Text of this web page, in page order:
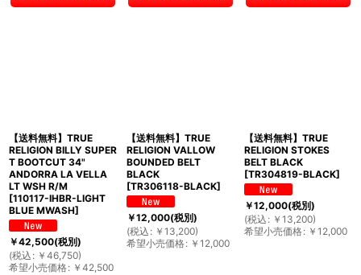
【送料無料】TRUE
RELIGION BILLY SUPER
T BOOTCUT 34"
ANDORRA LA VELLA
LT WSH R/M
[110117-IHBR-LIGHT
BLUE MWASH]
￥42,500(税別)
(税込 : ￥ 46,750)
希望小売価格: ￥ 42,500
【送料無料】TRUE
RELIGION VALLOW
BOUNDED BELT
BLACK
[TR306118-BLACK]
￥12,000(税別)
(税込 : ￥ 13,200)
希望小売価格: ￥ 12,000
【送料無料】TRUE
RELIGION STOKES
BELT BLACK
[TR304819-BLACK]
￥12,000(税別)
(税込 : ￥ 13,200)
希望小売価格: ￥ 12,000